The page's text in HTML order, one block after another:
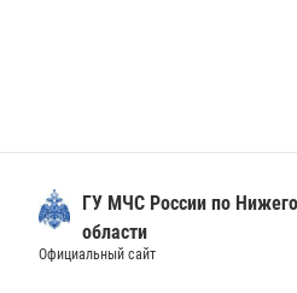
ГУ МЧС России по
области
Официальный сайт